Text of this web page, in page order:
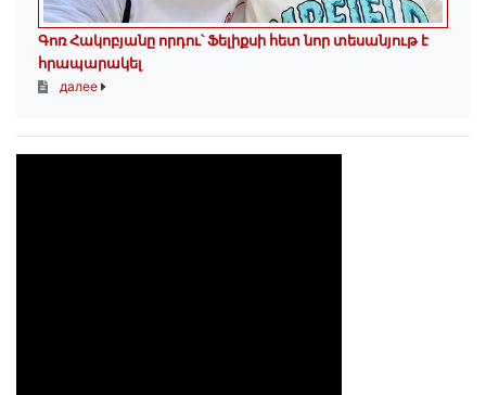
Գոռ Հակոբյանը որդու՝ Ֆելիքսի հետ նոր տեսանյութ է
հրապարակել
далее